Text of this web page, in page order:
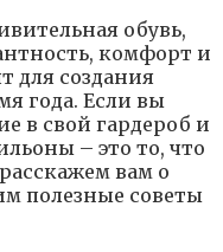
обувь,
комфорт и
для создания
года. Если вы
в свой гардероб и
– это то, что
вам о
полезные советы